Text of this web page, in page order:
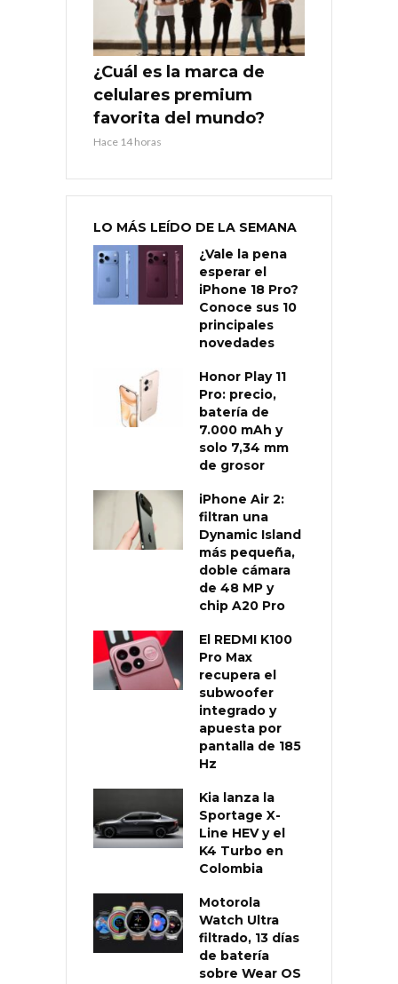
¿Cuál es la marca de
celulares premium
favorita del mundo?
Hace 14 horas
LO MÁS LEÍDO DE LA SEMANA
¿Vale la pena
esperar el
iPhone 18 Pro?
Conoce sus 10
principales
novedades
Honor Play 11
Pro: precio,
batería de
7.000 mAh y
solo 7,34 mm
de grosor
iPhone Air 2:
filtran una
Dynamic Island
más pequeña,
doble cámara
de 48 MP y
chip A20 Pro
El REDMI K100
Pro Max
recupera el
subwoofer
integrado y
apuesta por
pantalla de 185
Hz
Kia lanza la
Sportage X-
Line HEV y el
K4 Turbo en
Colombia
Motorola
Watch Ultra
filtrado, 13 días
de batería
sobre Wear OS